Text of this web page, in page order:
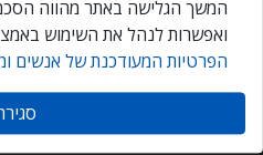
אנשים ומחשבים © 2026 – כל הזכויות שמורות
המשך הגלישה באתר מהווה
ואפשרות לנהל את השימוש
הפרטיות המעודכנת של אנשים